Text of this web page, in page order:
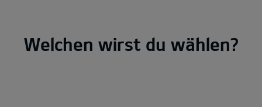
Welchen wirst du wählen?